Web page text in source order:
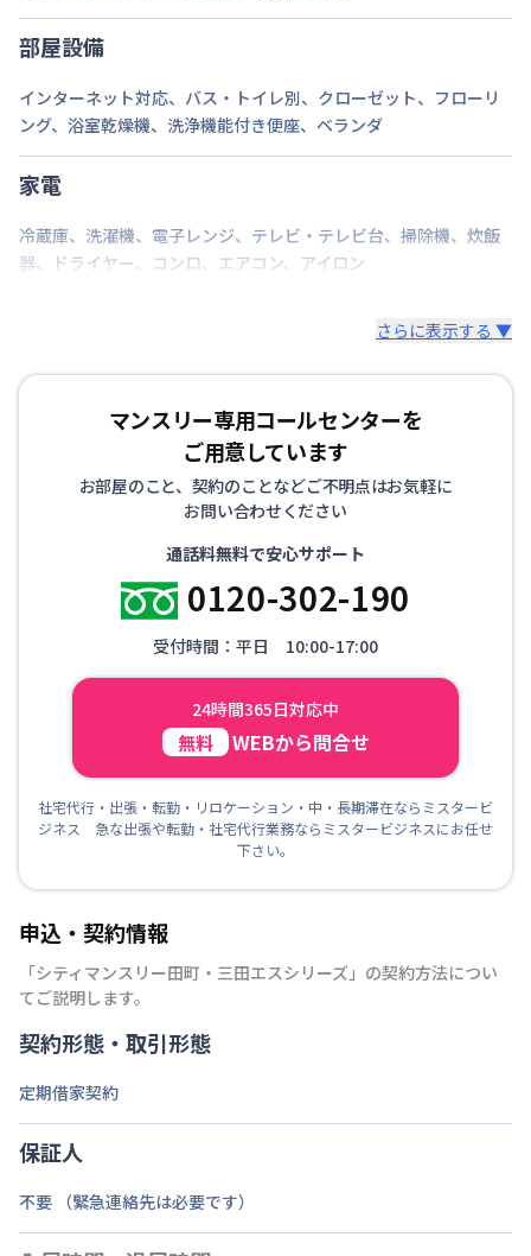
途中の解約も7日前までにご連絡いただければ、多く
いただいている料金は日割りでご返金いたします。
・個人契約の場合、期間確定の契約となります。ご延
長（再契約）の希望に添えない場合がございます。
部屋設備
インターネット対応、 バス・トイレ別、 クローゼット、 フローリ
ング、 浴室乾燥機、 洗浄機能付き便座、 ベランダ
家電
冷蔵庫、 洗濯機、 電子レンジ、 テレビ・テレビ台、 掃除機、 炊飯
器、 ドライヤー、 コンロ、 エアコン、 アイロン
さらに表示する ▼
マンスリー専用コールセンターを
ご用意しています
お部屋のこと、契約のことなどご不明点はお気軽に
お問い合わせください
通話料無料で安心サポート
0120-302-190
受付時間：平日 10:00-17:00
24時間365日対応中
無料 WEBから問合せ
社宅代行・出張・転勤・リロケーション・中・長期滞在ならミスタービ
ジネス 急な出張や転勤・社宅代行業務ならミスタービジネスにお任せ
下さい。
申込・契約情報
「シティマンスリー田町・三田エスシリーズ 」の契約方法につい
てご説明します。
契約形態・取引形態
定期借家契約
保証人
不要 （緊急連絡先は必要です）